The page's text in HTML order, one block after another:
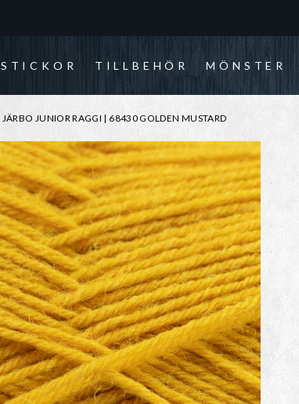
STICKOR TILLBEHÖR MÖNSTER
JÄRBO JUNIOR RAGGI | 68430 GOLDEN MUSTARD